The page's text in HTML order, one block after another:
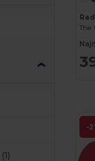
(1)
The
-